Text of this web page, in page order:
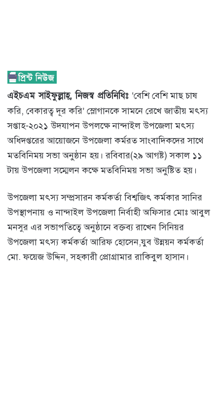
এইচএম সাইফুল্লাহ্, নিজস্ব প্রতিনিধিঃ ‘বেশি বেশি মাছ চাষ
করি, বেকারত্ব দূর করি’ স্লোগানকে সামনে রেখে জাতীয় মৎস্য
সপ্তাহ-২০২১ উদযাপন উপলক্ষে নান্দাইল উপজেলা মৎস্য
অধিদপ্তরের আয়োজনে উপজেলা কর্মরত সাংবাদিকদের সাথে
মতবিনিময় সভা অনুষ্ঠান হয়। রবিবার(২৯ আগষ্ট) সকাল ১১
টায় উপজেলা সম্মেলন কক্ষে মতবিনিময় সভা অনুষ্টিত হয়।
উপজেলা মৎস্য সম্প্রসারন কর্মকর্তা বিশ্বজিৎ কর্মকার সানির
উপস্থাপনায় ও নান্দাইল উপজেলা নির্বাহী অফিসার মোঃ আবুল
মনসুর এর সভাপতিত্বে অনুষ্ঠানে বক্তব্য রাখেন সিনিয়র
উপজেলা মৎস্য কর্মকর্তা আরিফ হোসেন,যুব উন্নয়ন কর্মকর্তা
মো. ফয়েজ উদ্দিন, সহকারী প্রোগ্রামার রাকিবুল হাসান।